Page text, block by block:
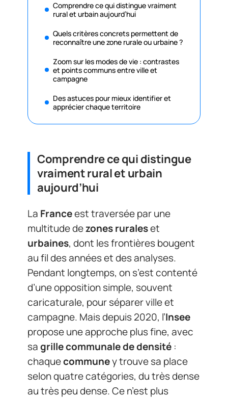
Comprendre ce qui distingue vraiment
rural et urbain aujourd’hui
Quels critères concrets permettent de
reconnaître une zone rurale ou urbaine ?
Zoom sur les modes de vie : contrastes
et points communs entre ville et
campagne
Des astuces pour mieux identifier et
apprécier chaque territoire
Comprendre ce qui distingue
vraiment rural et urbain
aujourd’hui
La Franceest traversée par une
multitude dezones ruraleset
urbaines, dont les frontières bougent
au fil des années et des analyses.
Pendant longtemps, on s’est contenté
d’une opposition simple, souvent
caricaturale, pour séparer ville et
campagne. Mais depuis 2020, l’Insee
propose une approche plus fine, avec
sagrille communale de densité :
chaquecommuney trouve sa place
selon quatre catégories, du très dense
au très peu dense. Ce n’est plus